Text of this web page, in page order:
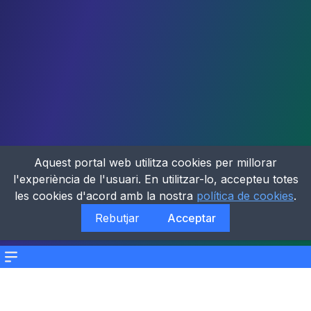
Menu
Aquest portal web utilitza cookies per millorar
l'experiència de l'usuari. En utilitzar-lo, accepteu totes
les cookies d'acord amb la nostra política de cookies.
Rebutjar
Acceptar